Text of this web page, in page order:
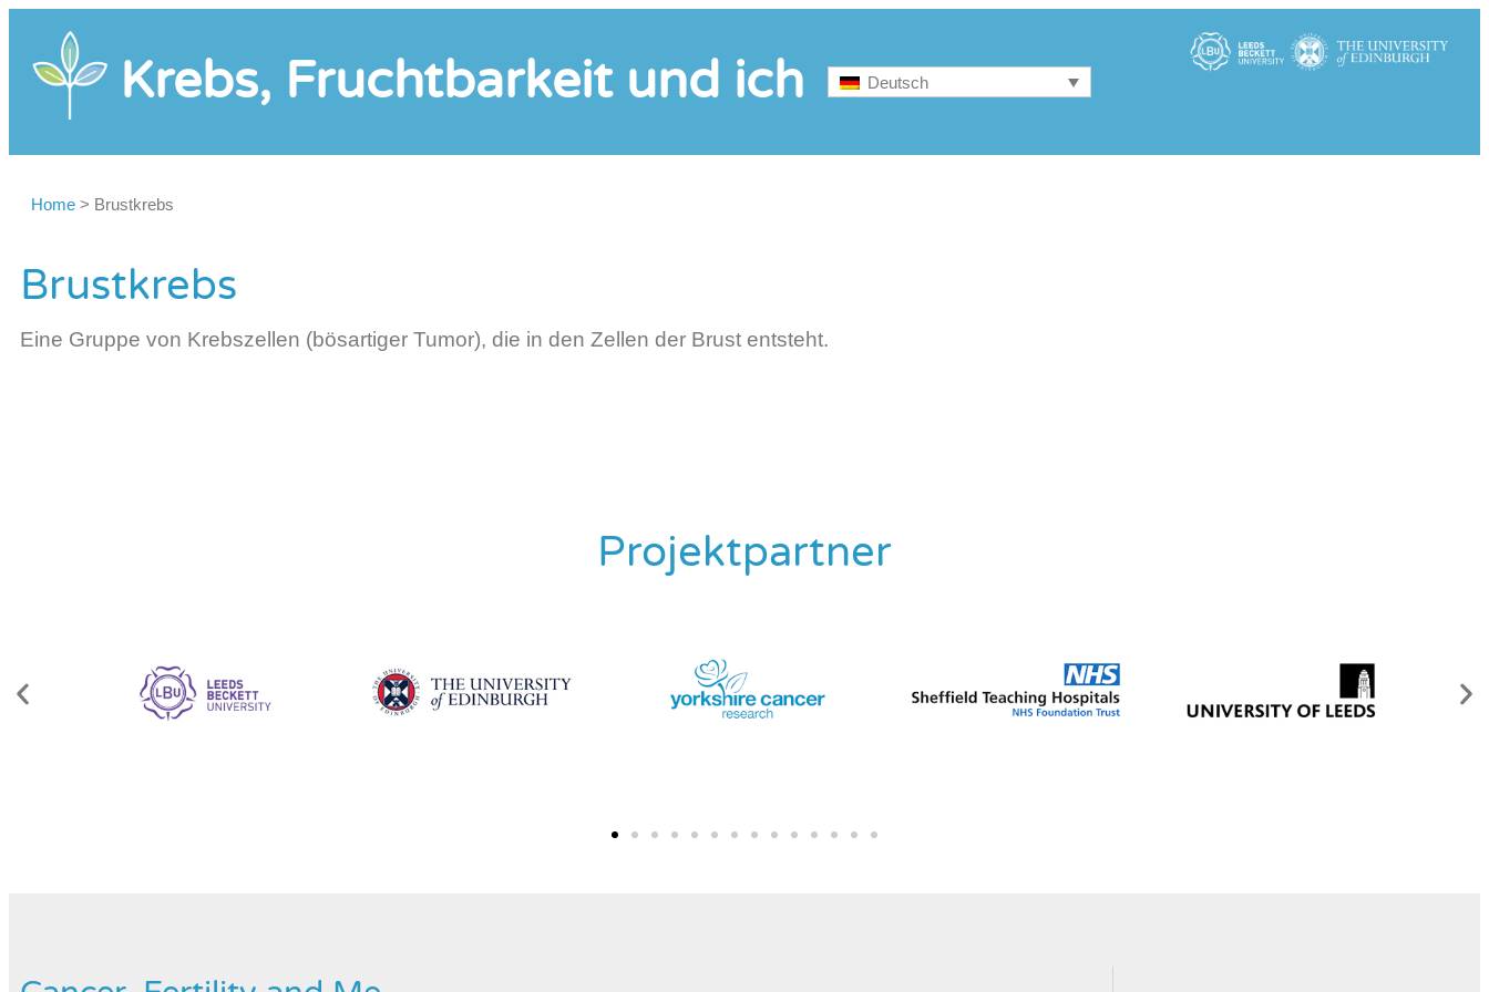
Krebs, Fruchtbarkeit und ich Deutsch
Home > Brustkrebs
Brustkrebs
Eine Gruppe von Krebszellen (bösartiger Tumor), die in den Zellen der Brust entsteht.
Projektpartner